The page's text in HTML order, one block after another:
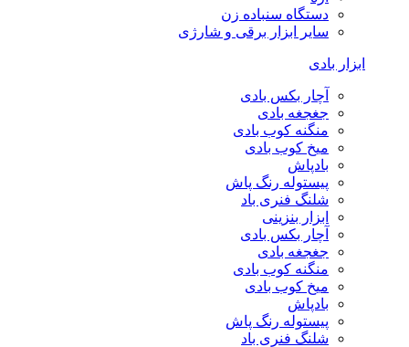
دستگاه سنباده زن
سایر ابزار برقی و شارژی
ابزار بادی
آچار بکس بادی
جغجغه بادی
منگنه کوب بادی
میخ کوب بادی
بادپاش
پیستوله رنگ پاش
شلنگ فنری باد
ابزار بنزینی
آچار بکس بادی
جغجغه بادی
منگنه کوب بادی
میخ کوب بادی
بادپاش
پیستوله رنگ پاش
شلنگ فنری باد